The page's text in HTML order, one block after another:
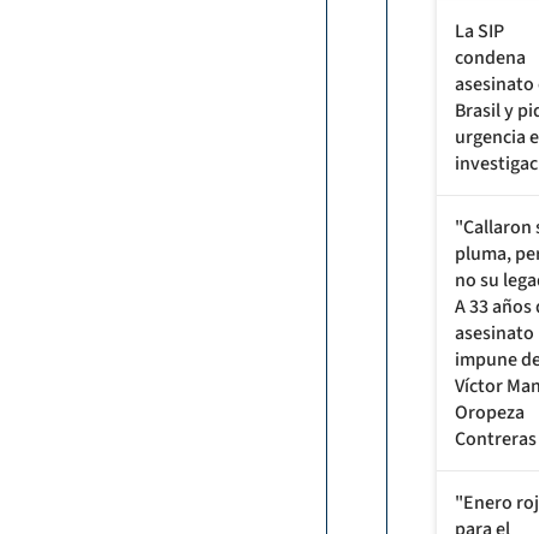
La SIP
condena
asesinato
Brasil y
urgencia
"Callaron
pluma,
no su
A 33 años
asesinato
impune
Víctor
Oropeza
Contreras
"Enero